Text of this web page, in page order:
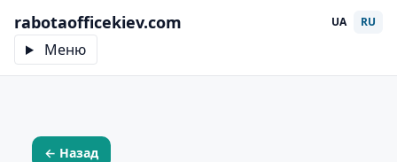
rabotaofficekiev.com
Меню
UA RU
← Назад